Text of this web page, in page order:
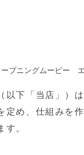
報に関する基本
プニングムービー
以下「当店」）
定め、仕組みを
。